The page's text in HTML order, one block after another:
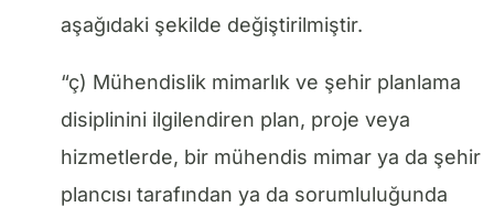
aşağıdaki şekilde değiştirilmiştir.
“ç) Mühendislik mimarlık ve şehir planlama
disiplinini ilgilendiren plan, proje veya
hizmetlerde, bir mühendis mimar ya da şehir
plancısı tarafından ya da sorumluluğunda